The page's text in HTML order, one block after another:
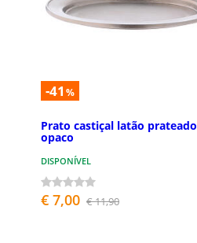
-41 %
Prato castiçal latão prateado
opaco
DISPONÍVEL
€ 7,00 € 11,90